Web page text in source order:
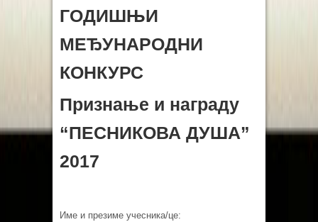
ГОДИШЊИ
МЕЂУНАРОДНИ
КОНКУРС
Признање и награду
“ПЕСНИКОВА ДУША”
2017
Име и презиме учесника/це: